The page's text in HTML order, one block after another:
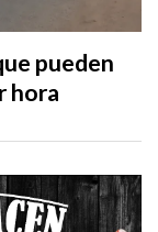
pueden
hora